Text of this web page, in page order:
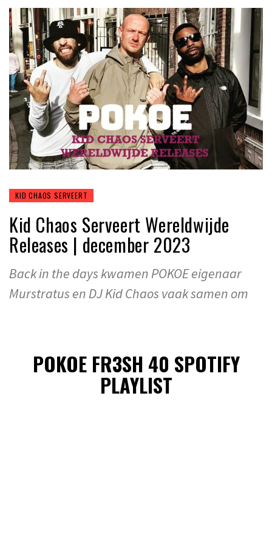
KID CHAOS SERVEERT
Kid Chaos Serveert Wereldwijde
Releases | december 2023
Back in the days kwamen POKOE eigenaar
Murstratus en DJ Kid Chaos vaak samen om
POKOE FR3SH 40 SPOTIFY
PLAYLIST